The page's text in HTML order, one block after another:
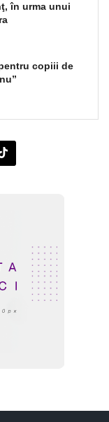
în urma unui
copiii de